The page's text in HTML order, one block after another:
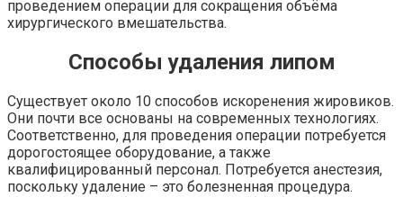
проведением операции для сокращения объёма
хирургического вмешательства.
Способы удаления липом
Существует около 10 способов искоренения жировиков.
Они почти все основаны на современных технологиях.
Соответственно, для проведения операции потребуется
дорогостоящее оборудование, а также
квалифицированный персонал. Потребуется анестезия,
поскольку удаление – это болезненная процедура.